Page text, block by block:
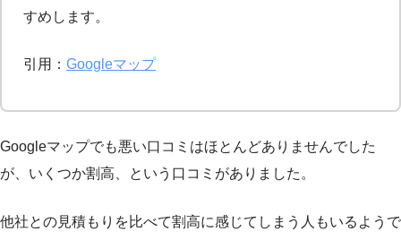
すめします。
引用： Googleマップ
Googleマップでも悪い口コミはほとんどありませんでした
が、いくつか割高、という口コミがありました。
他社との見積もりを比べて割高に感じてしまう人もいるようで